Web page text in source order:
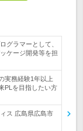
グラマーとして、
ケージ開発等を担
実務経験1年以上
PLを目指したい方
ス 広島県広島市